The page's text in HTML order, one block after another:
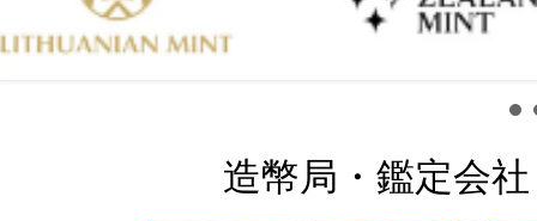
造幣局・鑑定会